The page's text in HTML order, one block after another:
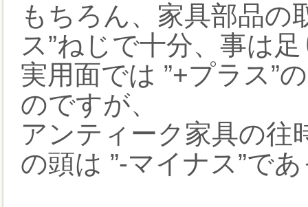
もちろん、家具部品の
ス”ねじで十分、事は
実用面では ”+プラス”
のですが、
アンティーク家具の往
の頭は ”-マイナス”で